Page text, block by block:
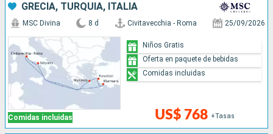
GRECIA, TURQUÍA, ITALIA
Comidas incluidas
MSC Divina 8 d Civitavecchia - Roma 25/09/2026
US$ 768 +Tasas
Niños Gratis
Oferta en paquete de bebidas
Comidas incluidas